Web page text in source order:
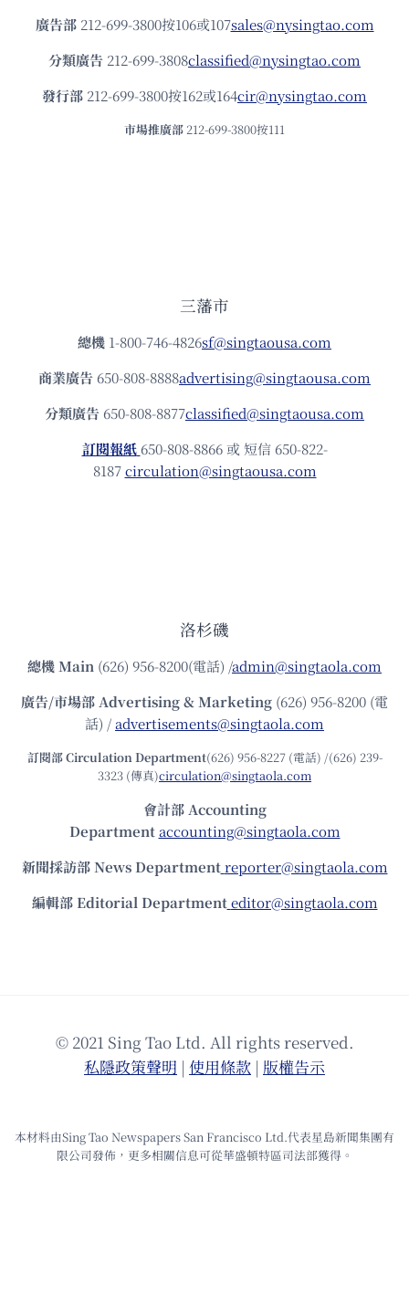
廣告部212-699-3800按106或107sales@nysingtao.com
分類廣告 212-699-3808classified@nysingtao.com
發⾏部 212-699-3800按162或164cir@nysingtao.com
市場推廣部 212-699-3800按111
三藩市
總機 1-800-746-4826sf@singtaousa.com
商業廣告 650-808-8888advertising@singtaousa.com
分類廣告 650-808-8877classified@singtaousa.com
訂閱報紙 650-808-8866 或 短信 650-822-
8187circulation@singtaousa.com
洛杉磯
總機Main (626) 956-8200(電話) /admin@singtaola.com
廣告/市場部Advertising & Marketing (626) 956-8200 (電
話) /advertisements@singtaola.com
訂閱部 Circulation Department(626) 956-8227 (電話) /(626) 239-
3323 (傳真)circulation@singtaola.com
會計部 Accounting
Department accounting@singtaola.com
新聞採訪部 News Department reporter@singtaola.com
編輯部 Editorial Department editor@singtaola.com
© 2021 Sing Tao Ltd. All rights reserved.
私隱政策聲明 | 使⽤條款 | 版權告⽰
本材料由Sing Tao Newspapers San Francisco Ltd.代表星島新聞集團有
限公司發佈，更多相關信息可從華盛頓特區司法部獲得。